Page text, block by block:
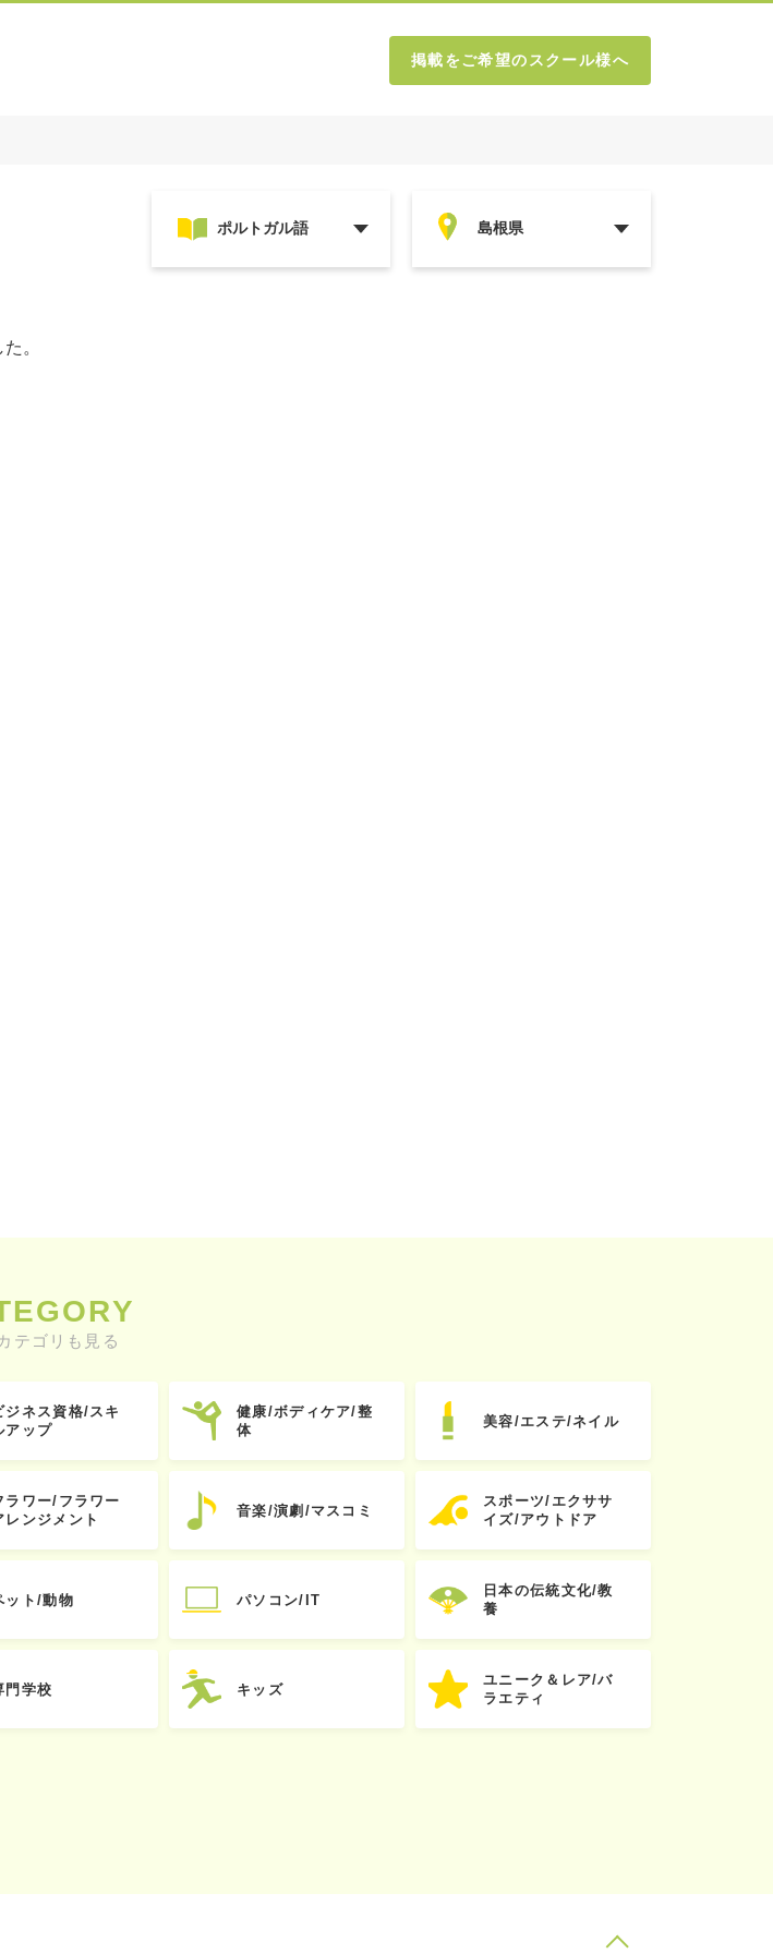
掲載をご希望のスクール様へ
。
テゴリも見る
ジネス資格/スキ
アップ
健康/ボディケア/整
体
美容/エステ/ネイル
ラワー/フラワー
レンジメント
音楽/演劇/マスコミ
スポーツ/エクササ
イズ/アウトドア
ット/動物 パソコン/IT
日本の伝統文化/教
養
門学校 キッズ
ユニーク＆レア/バ
ラエティ